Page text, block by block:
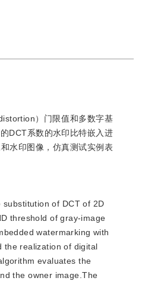
）门限值和多数字基
DCT系数的水印比特嵌入进
水印图像，仿真测试实例表
of DCT of 2D
threshold of gray-image
watermarking with
the realization of digital
evaluates the
the owner image.The